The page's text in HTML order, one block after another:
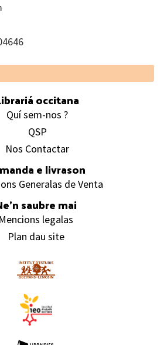
occitana
Quí sem-nos ?
QSP
Nos Contactar
e livrason
Generalas de Venta
saubre mai
Mencions legalas
Plan dau site